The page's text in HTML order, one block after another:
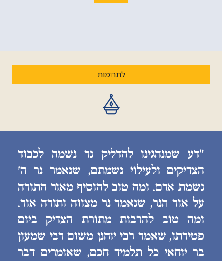
לתרומות
״דע שמנהגינו להדליק נר נשמה לכבוד
הצדיקים ולעילוי נשמתם, שנאמר נר ה׳
נשמת אדם. ומה טוב להוסיף מאור התורה
על אור הנר, שנאמר נר מצווה ותורה אור.
ומה טוב להרבות מתורת הצדיק ביום
פטירתו, שאמר רבי יוחנן משום רבי שמעון
בר יוחאי כל תלמיד חכם, שאומרים דבר